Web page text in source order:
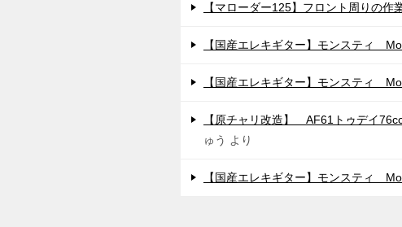
【マローダー125】フロント周りの
【国産エレキギター】モンスティ
【国産エレキギター】モンスティ
【原チャリ改造】 AF61トゥデイ
ゅう より
【国産エレキギター】モンスティ